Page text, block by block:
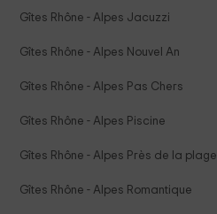
Gîtes Rhône - Alpes Jacuzzi
Gîtes Rhône - Alpes Nouvel An
Gîtes Rhône - Alpes Pas Chers
Gîtes Rhône - Alpes Piscine
Gîtes Rhône - Alpes Près de la plage
Gîtes Rhône - Alpes Romantique